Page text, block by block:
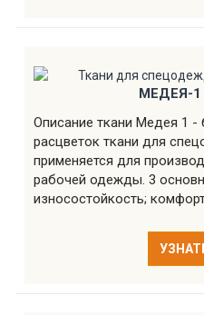
МЕДЕЯ-1
Описание ткани Медея 1 -
расцветок ткани для
применяется для
рабочей одежды. 3
износостойкость; комфорт